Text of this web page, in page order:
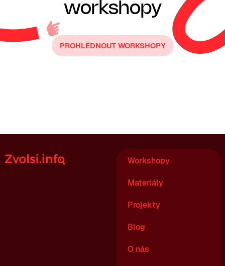
workshopy
PROHLÉDNOUT WORKSHOPY
Workshopy
Materiály
Projekty
Blog
O nás